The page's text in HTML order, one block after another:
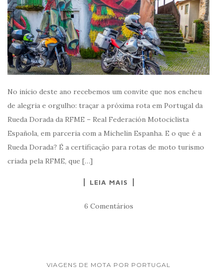
No início deste ano recebemos um convite que nos encheu
de alegria e orgulho: traçar a próxima rota em Portugal da
Rueda Dorada da RFME – Real Federación Motociclista
Española, em parceria com a Michelin Espanha. E o que é a
Rueda Dorada? É a certificação para rotas de moto turismo
criada pela RFME, que […]
LEIA MAIS
6 Comentários
VIAGENS DE MOTA POR PORTUGAL